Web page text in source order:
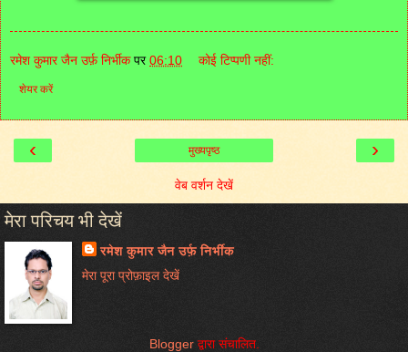
रमेश कुमार जैन उर्फ़ निर्भीक पर06:10 कोई टिप्पणी नहीं:
शेयर करें
‹ ›
मुख्यपृष्ठ
वेब वर्शन देखें
मेरा परिचय भी देखें
रमेश कुमार जैन उर्फ़ निर्भीक
मेरा पूरा प्रोफ़ाइल देखें
Bloggerद्वारा संचालित.